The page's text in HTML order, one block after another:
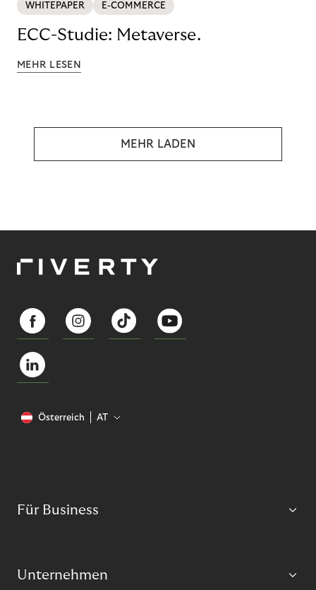
WHITEPAPER E-COMMERCE
ECC-Studie: Metaverse.
MEHR LESEN
MEHR LADEN
Österreich AT
Für Business
Unternehmen